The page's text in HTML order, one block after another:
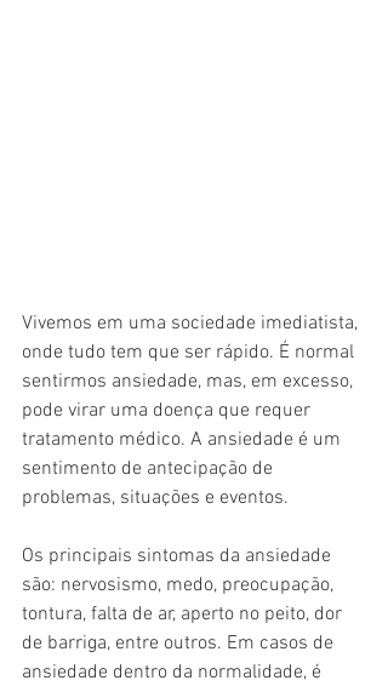
Vivemos em uma sociedade imediatista,
onde tudo tem que ser rápido. É normal
sentirmos ansiedade, mas, em excesso,
pode virar uma doença que requer
tratamento médico. A ansiedade é um
sentimento de antecipação de
problemas, situações e eventos.
Os principais sintomas da ansiedade
são: nervosismo, medo, preocupação,
tontura, falta de ar, aperto no peito, dor
de barriga, entre outros. Em casos de
ansiedade dentro da normalidade, é